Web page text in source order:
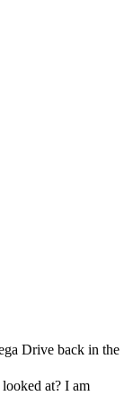
Drive back in the
at? I am